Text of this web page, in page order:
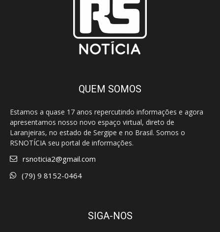
QUEM SOMOS
Estamos a quase 17 anos repercutindo informações e agora
apresentamos nosso novo espaço virtual, direto de
Laranjeiras, no estado de Sergipe e no Brasil. Somos o
RSNOTÍCIA seu portal de informações.
rsnoticia2@gmail.com
(79) 9 8152-0464
SIGA-NOS